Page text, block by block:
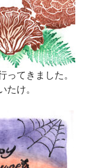
てきました。
け。